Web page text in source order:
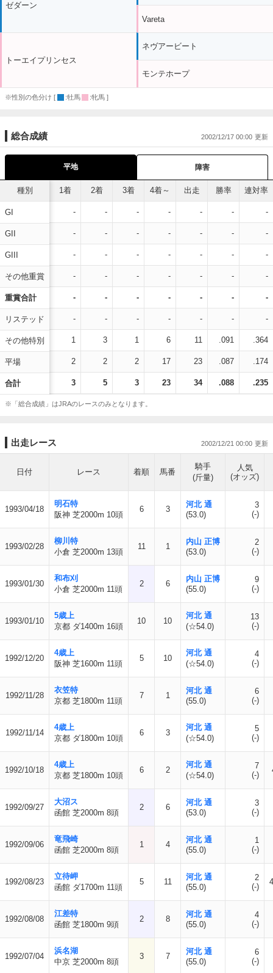
ゼダーン
トーエイプリンセス
Vareta
ネヴアービート
モンテホープ
※性別の色分け [ :牡馬 :牝馬 ]
総合成績 2002/12/17 00:00
平地 障害
種別
GI
GII
GIII
その他重賞
重賞合計
リステッド
その他特別
平場
合計
1着 2着 3着 4着～ 出走 勝率 連対率
- - - - - - -
- - - - - - -
- - - - - - -
- - - - - - -
- - - - - - -
- - - - - - -
1 3 1 6 11 .091 .364
2 2 2 17 23 .087 .174
3 5 3 23 34 .088 .235
※「総合成績」はJRAのレースのみとなります。
出走レース 2002/12/21 00:00
日付 レース 着順 馬番
騎手
(斤量)
人気
(オッズ)
1993/04/18
明石特
阪神 芝2000m 10頭
6 3
河北 通
(53.0)
3
(-)
1993/02/28
柳川特
小倉 芝2000m 13頭
11 1
内山 正博
(53.0)
2
(-)
1993/01/30
和布刈
小倉 芝2000m 11頭
2 6
内山 正博
(55.0)
9
(-)
1993/01/10
5歳上
京都 ダ1400m 16頭
10 10
河北 通
(☆54.0)
13
(-)
1992/12/20
4歳上
阪神 芝1600m 11頭
5 10
河北 通
(☆54.0)
4
(-)
1992/11/28
衣笠特
京都 芝1800m 11頭
7 1
河北 通
(55.0)
6
(-)
1992/11/14
4歳上
京都 ダ1800m 10頭
6 3
河北 通
(☆54.0)
5
(-)
1992/10/18
4歳上
京都 芝1800m 10頭
6 2
河北 通
(☆54.0)
7
(-)
1992/09/27
大沼ス
函館 芝2000m 8頭
2 6
河北 通
(53.0)
3
(-)
1992/09/06
竜飛崎
函館 芝2000m 8頭
1 4
河北 通
(55.0)
1
(-)
1992/08/23
立待岬
函館 ダ1700m 11頭
5 11
河北 通
(55.0)
2
(-)
1992/08/08
江差特
函館 芝1800m 9頭
2 8
河北 通
(55.0)
4
(-)
1992/07/04
浜名湖
中京 芝2000m 8頭
3 7
河北 通
(55.0)
6
(-)